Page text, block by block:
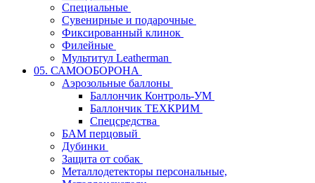
Специальные
Сувенирные и подарочные
Фиксированный клинок
Филейные
Мультитул Leatherman
05. САМООБОРОНА
Аэрозольные баллоны
Баллончик Контроль-УМ
Баллончик ТЕХКРИМ
Спецсредства
БАМ перцовый
Дубинки
Защита от собак
Металлодетекторы персональные,